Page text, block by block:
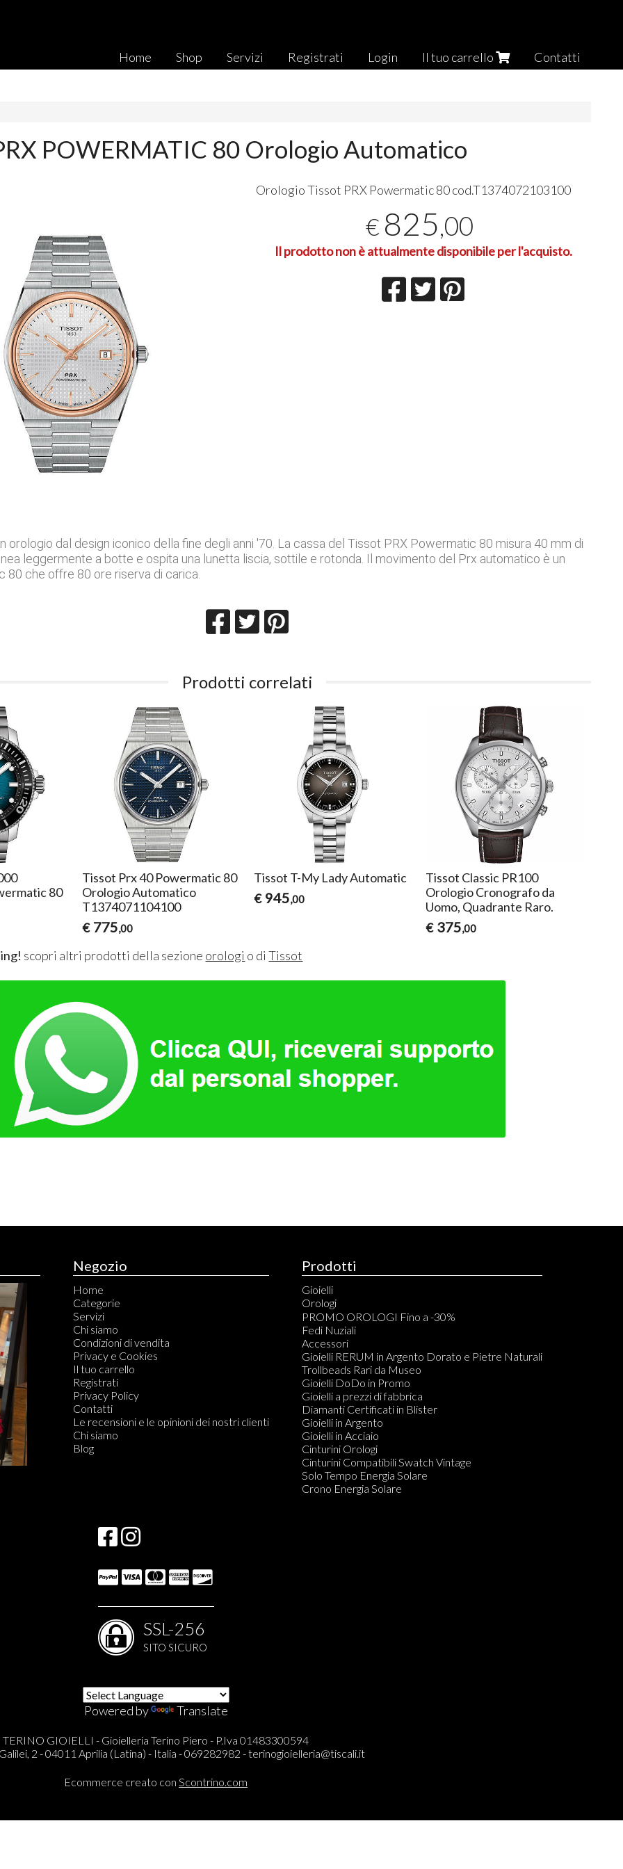
Home Shop Servizi Registrati Login Il tuo carrello Contatti
POWERMATIC 80 Orologio Automatico
Orologio Tissot PRX Powermatic 80 cod.T1374072103100
€ 825,00
Il prodotto non è attualmente disponibile per l'acquisto.
orologio dal design iconico della fine degli anni '70. La cassa del Tissot PRX Powermatic 80 misura 40 mm di
leggermente a botte e ospita una lunetta liscia, sottile e rotonda. Il movimento del Prx automatico è un
80 che offre 80 ore riserva di carica.
Prodotti correlati
80
Tissot Prx 40 Powermatic 80
Orologio Automatico
T1374071104100
€ 775,00
Tissot T-My Lady Automatic
€ 945,00
Tissot Classic PR100
Orologio Cronografo da
Uomo, Quadrante Raro.
€ 375,00
scopri altri prodotti della sezione orologi o diTissot
Negozio
Home
Categorie
Servizi
Chi siamo
Condizioni di vendita
Privacy e Cookies
Il tuo carrello
Registrati
Privacy Policy
Contatti
Le recensioni e le opinioni dei nostri clienti
Chi siamo
Blog
Prodotti
Gioielli
Orologi
Crono Automatici
Crono Quarzo
Solo Tempo Automatici
Solo Tempo Quarzo
Tasca Carica Manuale
Tasca al Quarzo
Gmt Automatico
Touch
Quarzo Digitale
Cronografo Carica Manuale
Solo Tempo Carica Manuale
Quarzo Analogico Digitale
Solo Tempo Energia Solare
SCUBAQUA
PROMO OROLOGI Fino a -30%
Fedi Nuziali
Accessori
Gioielli RERUM in Argento Dorato e Pietre Naturali
Trollbeads Rari da Museo
Gioielli DoDo in Promo
Gioielli a prezzi di fabbrica
Diamanti Certificati in Blister
Gioielli in Argento
Gioielli in Acciaio
Cinturini Orologi
Cinturini Compatibili Swatch Vintage
Solo Tempo Energia Solare
Crono Energia Solare
SSL-256
SITO SICURO
Powered by Translate
TERINO GIOIELLI - Gioielleria Terino Piero - P.Iva 01483300594
2 - 04011 Aprilia (Latina) - Italia - 069282982 -terinogioielleria@tiscali.it
Ecommerce creato con Scontrino.com